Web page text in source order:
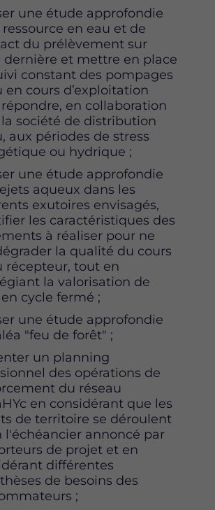
une étude approfondie
ressource en eau et de
du prélèvement sur
dernière et mettre en place
constant des pompages
en cours d’exploitation
en collaboration
la société de distribution
aux périodes de stress
ou hydrique ;
une étude approfondie
aqueux dans les
exutoires envisagés,
les caractéristiques des
à réaliser pour ne
la qualité du cours
récepteur, tout en
la valorisation de
en cycle fermé ;
une étude approfondie
"feu de forêt" ;
un planning
des opérations de
du réseau
en considérant que les
de territoire se déroulent
l'échéancier annoncé par
de projet et en
différentes
de besoins des
;